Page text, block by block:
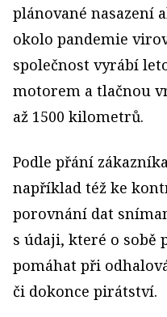
plánované nasazení
okolo pandemie
společnost vyrábí
motorem a tlačnou
až 1500 kilometrů.
Podle přání
například též ke
porovnání dat
s údaji, které o sobě
pomáhat při
či dokonce pirátství.